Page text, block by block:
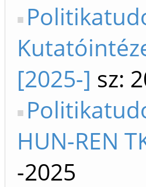
[2025-] sz:
HUN-REN
-2025